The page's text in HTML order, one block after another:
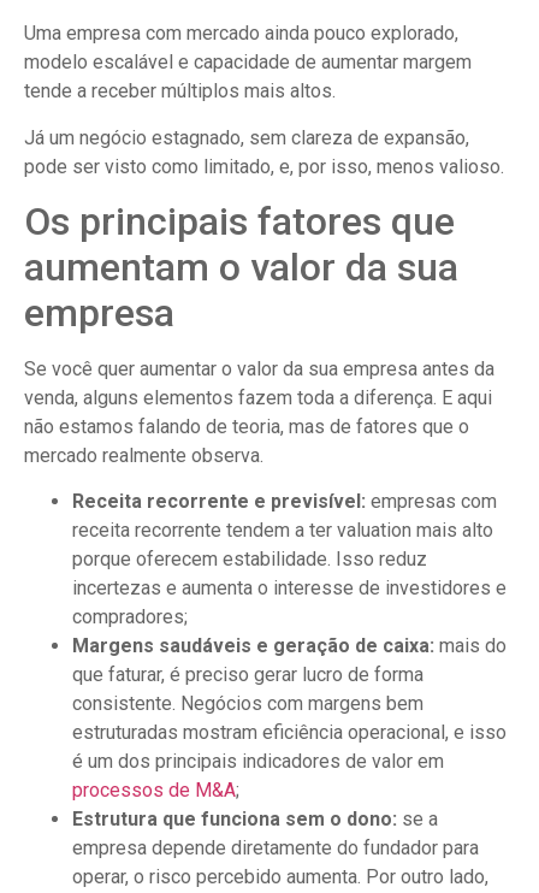
Uma empresa com mercado ainda pouco explorado,
modelo escalável e capacidade de aumentar margem
tende a receber múltiplos mais altos.
Já um negócio estagnado, sem clareza de expansão,
pode ser visto como limitado, e, por isso, menos valioso.
Os principais fatores que
aumentam o valor da sua
empresa
Se você quer aumentar o valor da sua empresa antes da
venda, alguns elementos fazem toda a diferença. E aqui
não estamos falando de teoria, mas de fatores que o
mercado realmente observa.
Receita recorrente e previsível: empresas com
receita recorrente tendem a ter valuation mais alto
porque oferecem estabilidade. Isso reduz
incertezas e aumenta o interesse de investidores e
compradores;
Margens saudáveis e geração de caixa: mais do
que faturar, é preciso gerar lucro de forma
consistente. Negócios com margens bem
estruturadas mostram eficiência operacional, e isso
é um dos principais indicadores de valor em
processos de M&A;
Estrutura que funciona sem o dono: se a
empresa depende diretamente do fundador para
operar, o risco percebido aumenta. Por outro lado,